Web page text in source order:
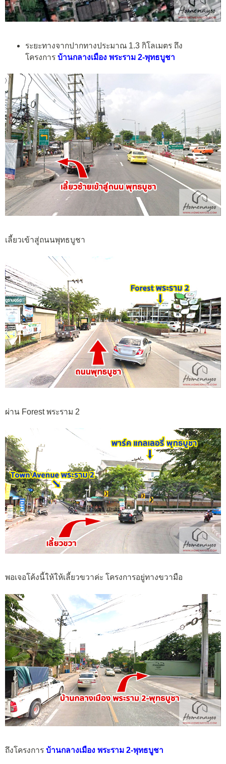
ระยะทางจากปากทางประมาณ 1.3 กิโลเมตร ถึง
โครงการ บ้านกลางเมือง พระราม 2-พุทธบูชา
เลี้ยวเข้าสู่ถนนพุทธบูชา
ผ่าน Forest พระราม 2
พอเจอโค้งนี้ให้ให้เลี้ยวขวาค่ะ โครงการอยู่ทางขวามือ
ถึงโครงการ บ้านกลางเมือง พระราม 2-พุทธบูชา